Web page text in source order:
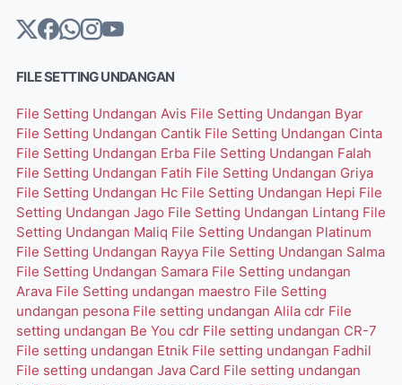
FILE SETTING UNDANGAN
File Setting Undangan Avis File Setting Undangan Byar
File Setting Undangan Cantik File Setting Undangan Cinta
File Setting Undangan Erba File Setting Undangan Falah
File Setting Undangan Fatih File Setting Undangan Griya
File Setting Undangan Hc File Setting Undangan Hepi File
Setting Undangan Jago File Setting Undangan Lintang File
Setting Undangan Maliq File Setting Undangan Platinum
File Setting Undangan Rayya File Setting Undangan Salma
File Setting Undangan Samara File Setting undangan
Arava File Setting undangan maestro File Setting
undangan pesona File setting undangan Alila cdr File
setting undangan Be You cdr File setting undangan CR-7
File setting undangan Etnik File setting undangan Fadhil
File setting undangan Java Card File setting undangan